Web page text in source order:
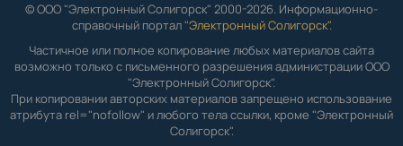
© ООО "Электронный Солигорск" 2000-2026. Информационно-
справочный портал "Электронный Солигорск".
Частичное или полное копирование любых материалов сайта
возможно только с письменного разрешения администрации ООО
"Электронный Солигорск".
При копировании авторских материалов запрещено использование
атрибута rel="nofollow" и любого тела ссылки, кроме "Электронный
Солигорск".